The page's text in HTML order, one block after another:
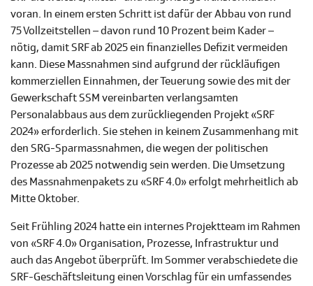
voran. In einem ersten Schritt ist dafür der Abbau von rund
75 Vollzeitstellen – davon rund 10 Prozent beim Kader –
nötig, damit SRF ab 2025 ein finanzielles Defizit vermeiden
kann. Diese Massnahmen sind aufgrund der rückläufigen
kommerziellen Einnahmen, der Teuerung sowie des mit der
Gewerkschaft SSM vereinbarten verlangsamten
Personalabbaus aus dem zurückliegenden Projekt «SRF
2024» erforderlich. Sie stehen in keinem Zusammenhang mit
den SRG-Sparmassnahmen, die wegen der politischen
Prozesse ab 2025 notwendig sein werden. Die Umsetzung
des Massnahmenpakets zu «SRF 4.0» erfolgt mehrheitlich ab
Mitte Oktober.
Seit Frühling 2024 hatte ein internes Projektteam im Rahmen
von «SRF 4.0» Organisation, Prozesse, Infrastruktur und
auch das Angebot überprüft. Im Sommer verabschiedete die
SRF-Geschäftsleitung einen Vorschlag für ein umfassendes